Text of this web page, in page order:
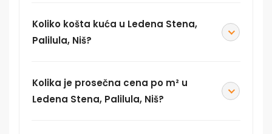
Koliko košta kuća u Ledena Stena,
Palilula, Niš?
Kolika je prosečna cena po m² u
Ledena Stena, Palilula, Niš?